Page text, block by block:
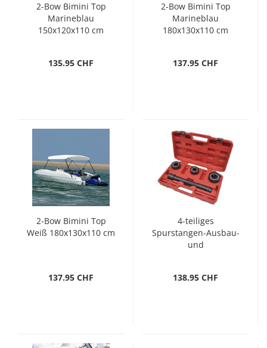
2-Bow Bimini Top
Marineblau
150x120x110 cm
135.95 CHF
2-Bow Bimini Top
Marineblau
180x130x110 cm
137.95 CHF
2-Bow Bimini Top
Weiß 180x130x110 cm
137.95 CHF
4-teiliges
Spurstangen-Ausbau-
und
138.95 CHF